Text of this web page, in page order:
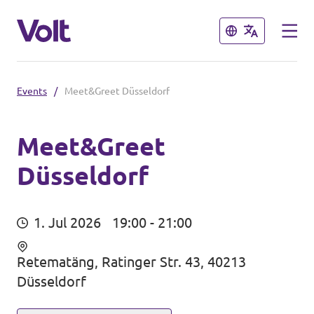
Schließen
Volt in Nordrhein-Westfalen
Website von Volt NRW
Volt vor Ort in NRW
Volt in Deutschland
Website
Schließen
Programm
Menschen
Events / Meet&Greet Düsseldorf
Meet&Greet
Düsseldorf
1. Jul 2026 19:00 - 21:00
Retematäng, Ratinger Str. 43, 40213
Düsseldorf